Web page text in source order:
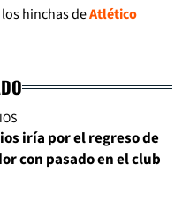
hinchas deAtlético
iría por el regreso de
con pasado en el club